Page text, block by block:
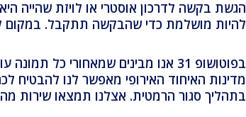
הגשת בקשה לדרכון אוסטרי או לויזת שהייה
להיות מושלמת כדי שהבקשה תתקבל. במקום
מדינות האיחוד האירופי מאפשר לנו להבטיח
בתהליך סגור הרמטית. אצלנו תמצאו שירות